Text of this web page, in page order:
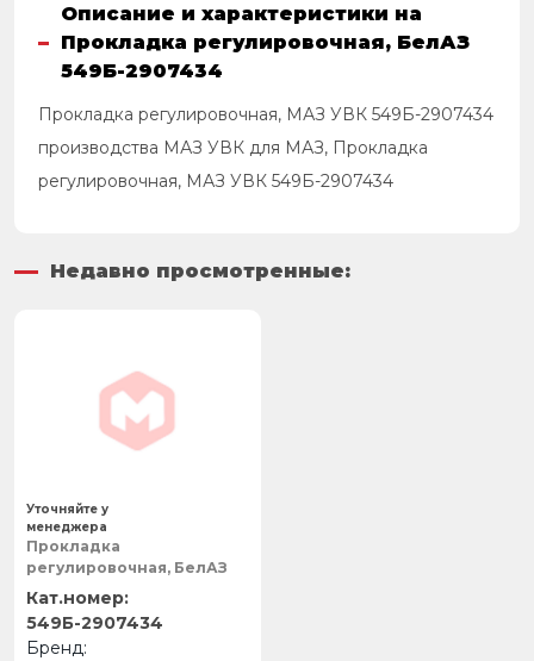
Описание и характеристики на
Прокладка регулировочная, БелАЗ
549Б-2907434
Прокладка регулировочная, МАЗ УВК 549Б-2907434
производства МАЗ УВК для МАЗ, Прокладка
регулировочная, МАЗ УВК 549Б-2907434
Недавно просмотренные:
Прокладка
регулировочная, БелАЗ
549Б-2907434
Уточняйте у
менеджера